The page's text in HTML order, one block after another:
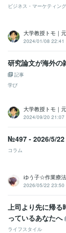
語学力
ビジネス・マーケティング
大学教授トモ｜
2024/01/08 22:41
研究論文が海外の
記事
学び
大学教授トモ｜
2024/09/20 21:07
№497 - 2026/5/
コラム
ゆう子☆作業療
2026/05/22 23:50
上司より先に帰
っているあなたへ
ライフスタイル